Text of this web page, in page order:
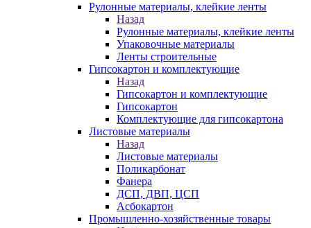
Рулонные материалы, клейкие ленты
Назад
Рулонные материалы, клейкие ленты
Упаковочные материалы
Ленты строительные
Гипсокартон и комплектующие
Назад
Гипсокартон и комплектующие
Гипсокартон
Комплектующие для гипсокартона
Листовые материалы
Назад
Листовые материалы
Поликарбонат
Фанера
ДСП, ДВП, ЦСП
Асбокартон
Промышленно-хозяйственные товары